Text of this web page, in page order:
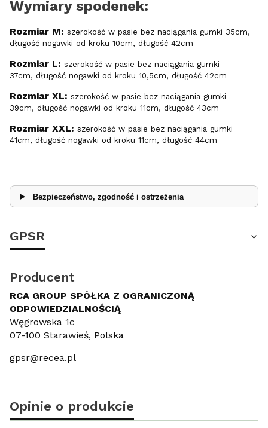
Wymiary spodenek:
Rozmiar M: szerokość w pasie bez naciągania gumki 35cm,
długość nogawki od kroku 10cm, długość 42cm
Rozmiar L: szerokość w pasie bez naciągania gumki
37cm, długość nogawki od kroku 10,5cm, długość 42cm
Rozmiar XL: szerokość w pasie bez naciągania gumki
39cm, długość nogawki od kroku 11cm, długość 43cm
Rozmiar XXL: szerokość w pasie bez naciągania gumki
41cm, długość nogawki od kroku 11cm, długość 44cm
Bezpieczeństwo, zgodność i ostrzeżenia
GPSR
Producent
RCA GROUP SPÓŁKA Z OGRANICZONĄ
ODPOWIEDZIALNOŚCIĄ
Węgrowska 1c
07-100 Starawieś, Polska
gpsr@recea.pl
Opinie o produkcie